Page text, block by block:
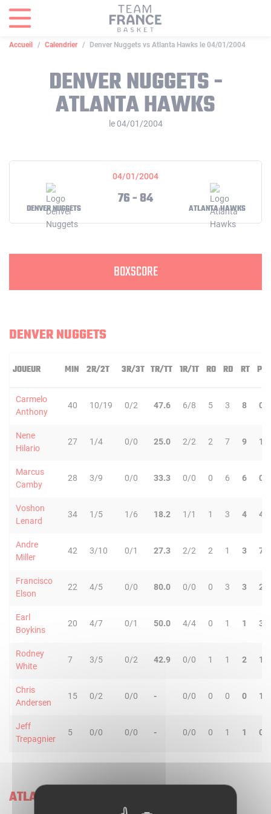
Accueil Calendrier Denver Nuggets vs Atlanta Hawks le 04/01/2004
DENVER NUGGETS -
ATLANTA HAWKS
le 04/01/2004
04/01/2004
DENVER NUGGETS
76 - 84
ATLANTA HAWKS
BOXSCORE
DENVER NUGGETS
JOUEUR MIN 2R/2T 3R/3T TR/TT 1R/1T RO RD RT PD
Carmelo
Anthony
40 10/19 0/2 47.6 6/8 5 3 8 0
Nene
Hilario
27 1/4 0/0 25.0 2/2 2 7 9 1
Marcus
Camby
28 3/9 0/0 33.3 0/0 0 6 6 0
Voshon
Lenard
34 1/5 1/6 18.2 1/1 1 3 4 4
Andre
Miller
42 3/10 0/1 27.3 2/2 2 1 3 7
Francisco
Elson
22 4/5 0/0 80.0 0/0 0 3 3 2
Earl
Boykins
20 4/7 0/1 50.0 4/4 0 1 1 3
Rodney
White
7 3/5 0/2 42.9 0/0 1 1 2 1
Chris
Andersen
15 0/2 0/0 - 0/0 0 0 0 1
Jeff
Trepagnier
5 0/0 0/0 - 0/0 0 1 1 0
ATLANTA HAWKS
Panneau de gestion des cookies